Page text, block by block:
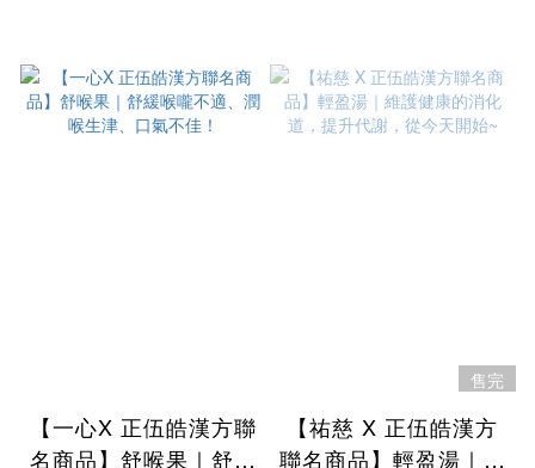
【一心X 正伍皓漢方聯
名商品】舒喉果｜舒緩
售完
【祐慈 X 正伍皓漢方
聯名商品】輕盈湯｜維